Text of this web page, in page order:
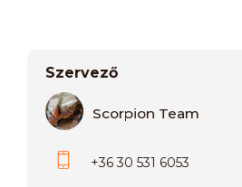
Szervező
Scorpion Team
+36 30 531 6053